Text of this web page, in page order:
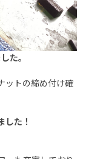
た。
ットの締め付け確
した！